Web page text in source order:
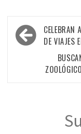
Navegación
de
entradas
CELEBRAN
DE VIAJES